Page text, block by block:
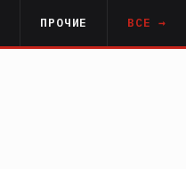
ПРОЧИЕ ВСЕ →